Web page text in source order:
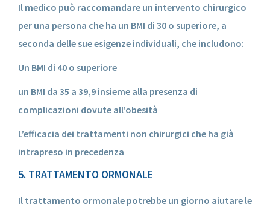
Il medico può raccomandare un intervento chirurgico
per una persona che ha un BMI di 30 o superiore, a
seconda delle sue esigenze individuali, che includono:
Un BMI di 40 o superiore
un BMI da 35 a 39,9 insieme alla presenza di
complicazioni dovute all’obesità
L’efficacia dei trattamenti non chirurgici che ha già
intrapreso in precedenza
5. TRATTAMENTO ORMONALE
Il trattamento ormonale potrebbe un giorno aiutare le